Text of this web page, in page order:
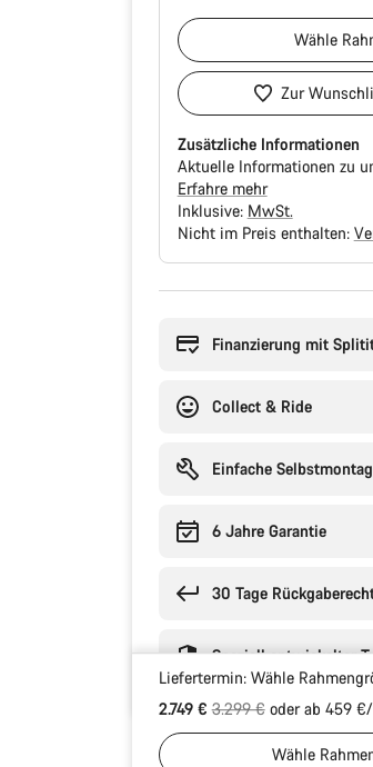
Wähle
Zur
Zusätzliche Informationen
Aktuelle Informationen zu
Erfahre mehr
Inklusive: MwSt.
Nicht im Preis enthalten:
Finanzierung mit
Collect & Ride
Einfache
6 Jahre Garantie
30 Tage
Speziell entwickelter
Liefertermin: Wähle
2.749 €Ursprungspreis
3.299 €oder ab 459
Wähle